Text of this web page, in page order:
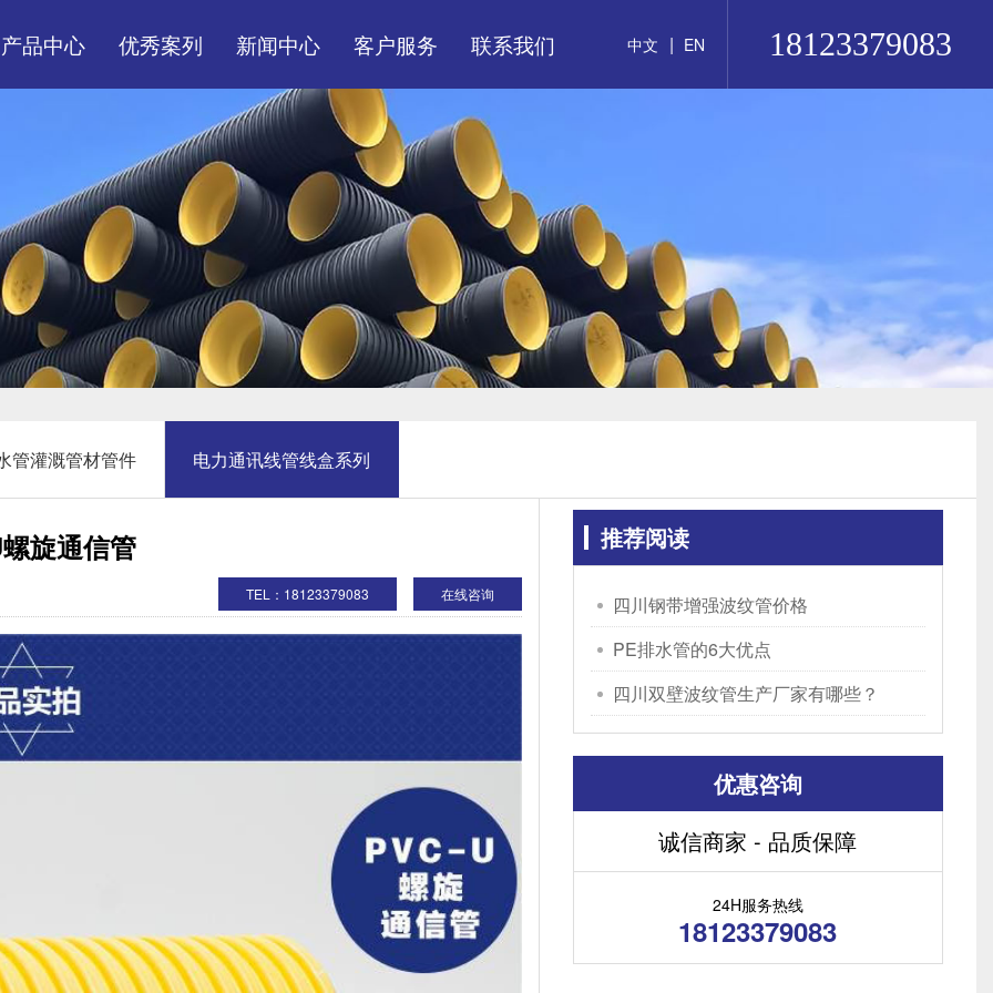
产品中心
政民用消防给水管灌
溉管材管件
力通讯线管线盒系列
优秀案列
工程案例
新闻中心
公司头条
常见问题
客户服务
服务体系
营销网络
联系我们 中文 | EN 18123379083
管灌溉管材管件 电力通讯线管线盒系列
旋通信管
在线咨询
TEL：18123379083
推荐阅读
四川钢带增强波纹管价格
PE排水管的6大优点
四川双壁波纹管生产厂家有哪些？
优惠咨询
诚信商家 - 品质保障
24H服务热线
18123379083